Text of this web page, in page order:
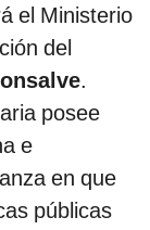
el Ministerio
del
.
posee
e
en que
públicas